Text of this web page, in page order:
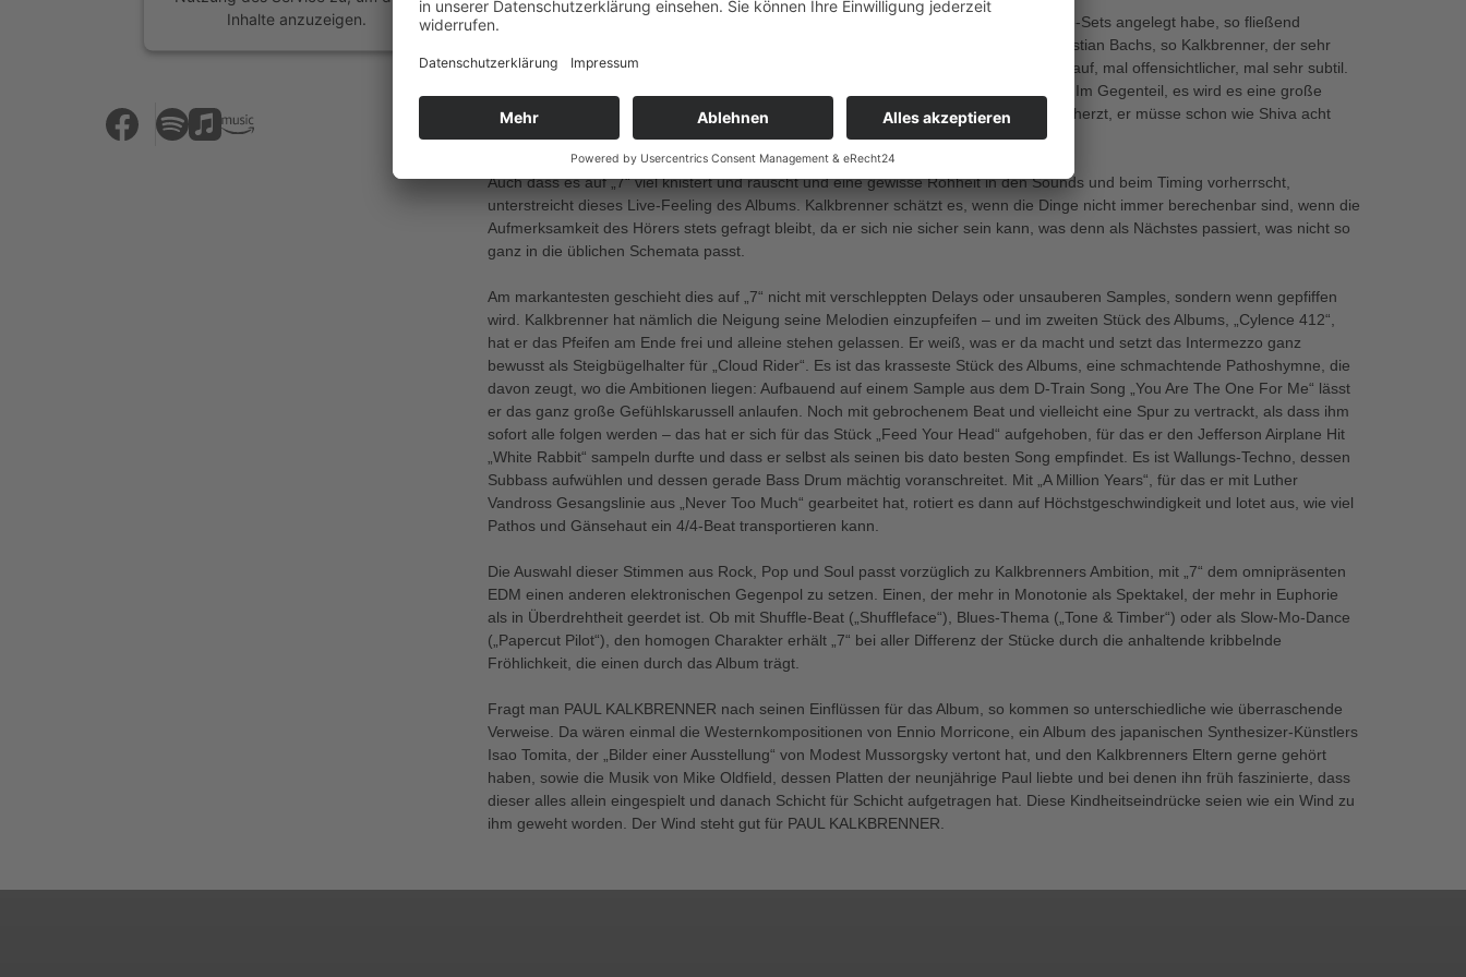
Inhalte anzuzeigen.
Akzeptieren
Usercentrics Consent
Interessanterweise könnte man meinen, dass er das Album im Hinblick auf seine Live-Sets angelegt habe, so fließend
erscheint es einem und so referenzreich – analog zu den Etüden eines Johann Sebastian Bachs, so Kalkbrenner, der sehr
gerne Klassik hört - tauchen Themen aus dem einen Song immer wieder in anderen auf, mal offensichtlicher, mal sehr subtil.
Doch der Eindruck, dass dies direkt zu den Auftritten Kalkbrenners führt, der täuscht. Im Gegenteil, es wird es eine große
Herausforderung, die komplexen Arrangements alleine aufzuführen – Kalkbrenner scherzt, er müsse schon wie Shiva acht
Arme besitzen, um das zu bewerkstelligen.
Auch dass es auf „7“ viel knistert und rauscht und eine gewisse Rohheit in den Sounds und beim Timing vorherrscht,
unterstreicht dieses Live-Feeling des Albums. Kalkbrenner schätzt es, wenn die Dinge nicht immer berechenbar sind, wenn die
Aufmerksamkeit des Hörers stets gefragt bleibt, da er sich nie sicher sein kann, was denn als Nächstes passiert, was nicht so
ganz in die üblichen Schemata passt.
Am markantesten geschieht dies auf „7“ nicht mit verschleppten Delays oder unsauberen Samples, sondern wenn gepfiffen
wird. Kalkbrenner hat nämlich die Neigung seine Melodien einzupfeifen – und im zweiten Stück des Albums, „Cylence 412“,
hat er das Pfeifen am Ende frei und alleine stehen gelassen. Er weiß, was er da macht und setzt das Intermezzo ganz
bewusst als Steigbügelhalter für „Cloud Rider“. Es ist das krasseste Stück des Albums, eine schmachtende Pathoshymne, die
davon zeugt, wo die Ambitionen liegen: Aufbauend auf einem Sample aus dem D-Train Song „You Are The One For Me“ lässt
er das ganz große Gefühlskarussell anlaufen. Noch mit gebrochenem Beat und vielleicht eine Spur zu vertrackt, als dass ihm
sofort alle folgen werden – das hat er sich für das Stück „Feed Your Head“ aufgehoben, für das er den Jefferson Airplane Hit
„White Rabbit“ sampeln durfte und dass er selbst als seinen bis dato besten Song empfindet. Es ist Wallungs-Techno, dessen
Subbass aufwühlen und dessen gerade Bass Drum mächtig voranschreitet. Mit „A Million Years“, für das er mit Luther
Vandross Gesangslinie aus „Never Too Much“ gearbeitet hat, rotiert es dann auf Höchstgeschwindigkeit und lotet aus, wie viel
Pathos und Gänsehaut ein 4/4-Beat transportieren kann.
Die Auswahl dieser Stimmen aus Rock, Pop und Soul passt vorzüglich zu Kalkbrenners Ambition, mit „7“ dem omnipräsenten
EDM einen anderen elektronischen Gegenpol zu setzen. Einen, der mehr in Monotonie als Spektakel, der mehr in Euphorie
als in Überdrehtheit geerdet ist. Ob mit Shuffle-Beat („Shuffleface“), Blues-Thema („Tone & Timber“) oder als Slow-Mo-Dance
(„Papercut Pilot“), den homogen Charakter erhält „7“ bei aller Differenz der Stücke durch die anhaltende kribbelnde
Fröhlichkeit, die einen durch das Album trägt.
Fragt man PAUL KALKBRENNER nach seinen Einflüssen für das Album, so kommen so unterschiedliche wie überraschende
Verweise. Da wären einmal die Westernkompositionen von Ennio Morricone, ein Album des japanischen Synthesizer-Künstlers
Isao Tomita, der „Bilder einer Ausstellung“ von Modest Mussorgsky vertont hat, und den Kalkbrenners Eltern gerne gehört
haben, sowie die Musik von Mike Oldfield, dessen Platten der neunjährige Paul liebte und bei denen ihn früh faszinierte, dass
dieser alles allein eingespielt und danach Schicht für Schicht aufgetragen hat. Diese Kindheitseindrücke seien wie ein Wind zu
ihm geweht worden. Der Wind steht gut für PAUL KALKBRENNER.